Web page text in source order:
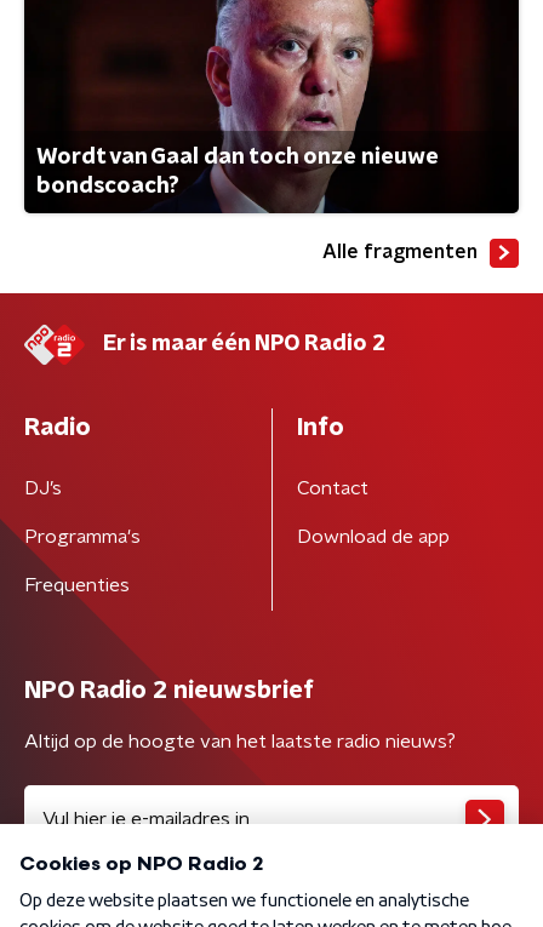
Wordt van Gaal dan toch onze nieuwe
bondscoach?
Alle fragmenten
Er is maar één NPO Radio 2
Radio
DJ’s
Programma's
Frequenties
Info
Contact
Download de app
NPO Radio 2 nieuwsbrief
Altijd op de hoogte van het laatste radio nieuws?